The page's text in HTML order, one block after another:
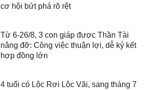
cơ hội bứt phá rõ rệt
Từ 6-26/8, 3 con giáp được Thần Tài
nâng đỡ: Công việc thuận lợi, dễ ký kết
hợp đồng lớn
4 tuổi có Lộc Rơi Lộc Vãi, sang tháng 7